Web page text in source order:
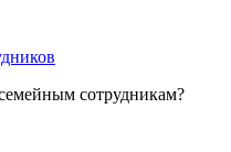
сотрудникам?